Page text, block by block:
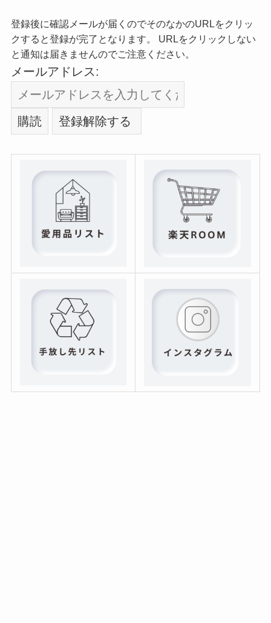
登録後に確認メールが届くのでそのなかのURLをクリッ
クすると登録が完了となります。 URLをクリックしない
と通知は届きませんのでご注意ください。
メールアドレス: